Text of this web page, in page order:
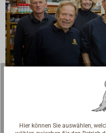
Fragen zum
Reden Sie mit
Seglerinnen. Wir
passende Antwort.
Hier können Sie auswählen,